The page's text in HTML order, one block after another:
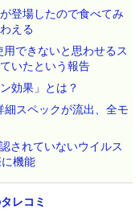
登場したので食べてみ
える
できないと思わせるス
いたという報告
効果」とは？
スペックが流出、全モ
されていないウイルス
機能
レコミ